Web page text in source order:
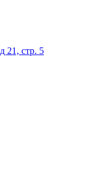
21, стр. 5